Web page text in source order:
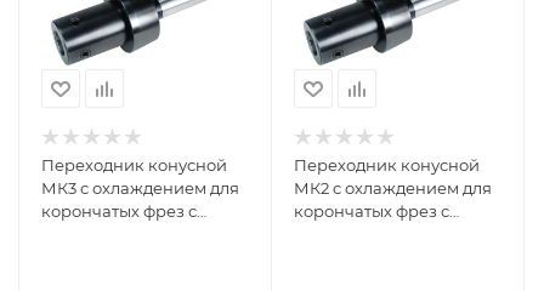
Переходник конусной
МК3 с охлаждением для
корончатых фрез с
Переходник конусной
МК2 с охлаждением для
корончатых фрез с